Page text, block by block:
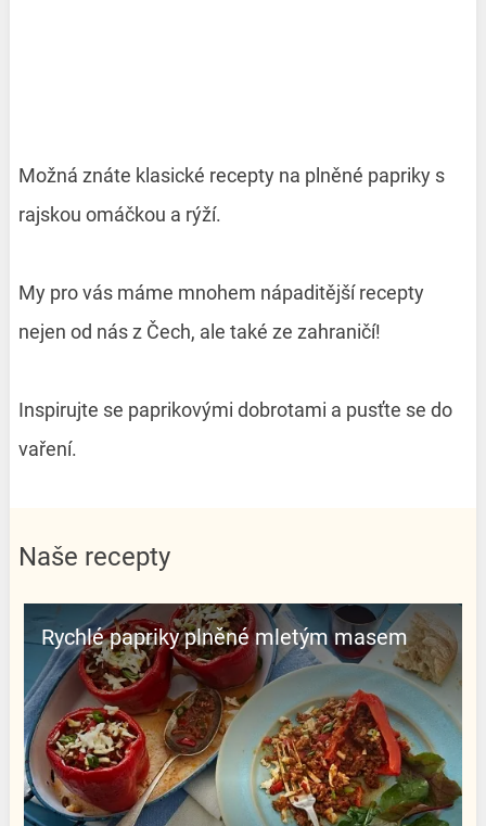
Možná znáte klasické recepty na plněné papriky s
rajskou omáčkou a rýží.
My pro vás máme mnohem nápaditější recepty
nejen od nás z Čech, ale také ze zahraničí!
Inspirujte se paprikovými dobrotami a pusťte se do
vaření.
Naše recepty
Rychlé papriky plněné mletým masem